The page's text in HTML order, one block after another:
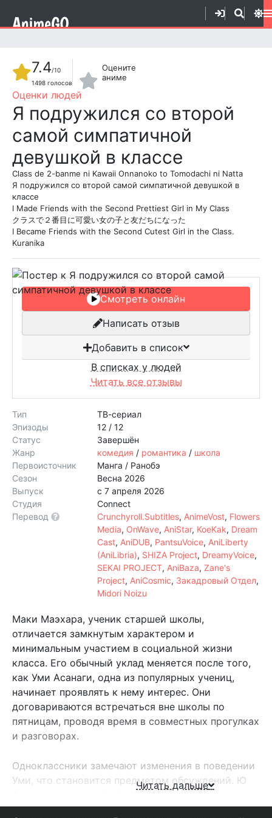
7.4/10
1498 голосов
Оцените
аниме
2 3 4 5 6
Я подружился со второй
самой симпатичной
девушкой в классе
Class de 2-banme ni Kawaii Onnanoko to Tomodachi ni Natta
Я подружился со второй самой симпатичной девушкой в
классе
I Made Friends with the Second Prettiest Girl in My Class
クラスで２番目に可愛い女の子と友だちになった
I Became Friends with the Second Cutest Girl in the Class.
Kuranika
Смотреть онлайн
Написать отзыв
Добавить в список
В списках у людей
Читать все отзывы
Тип
ТВ-сериал
Эпизоды
12 / 12
Статус
Завершён
Жанр
комедия / романтика / школа
Первоисточник
Манга / Ранобэ
Сезон
Весна 2026
Выпуск
с 7 апреля 2026
Студия
Connect
Перевод
Crunchyroll.Subtitles, AnimeVost, Flowers
Media, OnWave, AniStar, KoeKak, Dream
Cast, AniDUB, PantsuVoice, AniLiberty
(AniLibria), SHIZA Project, DreamyVoice,
SEKAI PROJECT, AniBaza, Zane's
Project, AniCosmic, Закадровый Отдел,
Midori Noizu
Маки Маэхара, ученик старшей школы,
отличается замкнутым характером и
минимальным участием в социальной жизни
класса. Его обычный уклад меняется после того,
как Уми Асанаги, одна из популярных учениц,
начинает проявлять к нему интерес. Они
договариваются встречаться вне школы по
пятницам, проводя время в совместных прогулках
и разговорах.
Одноклассники замечают изменения в поведении
Уми, что становится предметом обсуждений. Ю
девушка в школе, пытается выяснить причины её
Читать дальше